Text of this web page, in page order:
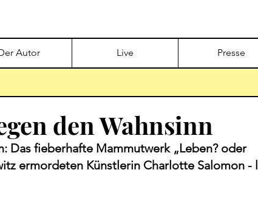
Autor Live Presse
den Wahnsinn
Das fieberhafte Mammutwerk „Leben? oder
ermordeten Künstlerin Charlotte Salomon -